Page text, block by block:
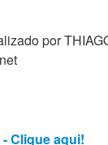
por
Clique aqui!